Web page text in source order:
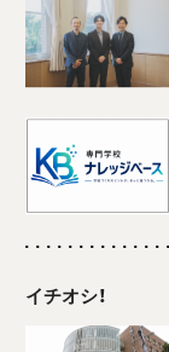
イチオシ！